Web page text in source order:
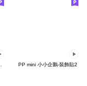
第15彈) PP mini 小小企鵝-裝飾貼2